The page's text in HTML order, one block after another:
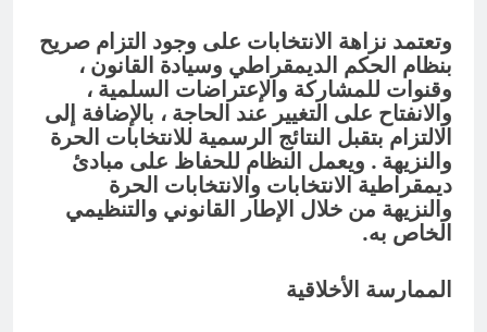
وتعتمد نزاهة الانتخابات على وجود التزام صريح
بنظام الحكم الديمقراطي وسيادة القانون ،
وقنوات للمشاركة والإعتراضات السلمية ،
والانفتاح على التغيير عند الحاجة ، بالإضافة إلى
الالتزام بتقبل النتائج الرسمية للانتخابات الحرة
والنزيهة . ويعمل النظام للحفاظ على مبادئ
ديمقراطية الانتخابات والانتخابات الحرة
والنزيهة من خلال الإطار القانوني والتنظيمي
الخاص به.
الممارسة الأخلاقية